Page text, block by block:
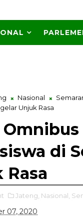
Nasional
Unjuk Rasa
di
Rasa
Jateng, Nasional,
07, 2020